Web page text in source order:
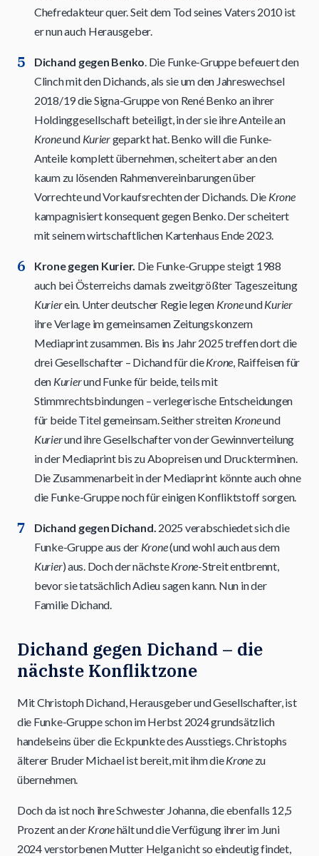
Chefredakteur quer. Seit dem Tod seines Vaters 2010 ist
er nun auch Herausgeber.
Dichand gegen Benko. Die Funke-Gruppe befeuert den
Clinch mit den Dichands, als sie um den Jahreswechsel
2018/19 die Signa-Gruppe von René Benko an ihrer
Holdinggesellschaft beteiligt, in der sie ihre Anteile an
Kroneund Kuriergeparkt hat. Benko will die Funke-
Anteile komplett übernehmen, scheitert aber an den
kaum zu lösenden Rahmenvereinbarungen über
Vorrechte und Vorkaufsrechten der Dichands. Die Krone
kampagnisiert konsequent gegen Benko. Der scheitert
mit seinem wirtschaftlichen Kartenhaus Ende 2023.
Krone gegen Kurier. Die Funke-Gruppe steigt 1988
auch bei Österreichs damals zweitgrößter Tageszeitung
Kurierein. Unter deutscher Regie legen KroneundKurier
ihre Verlage im gemeinsamen Zeitungskonzern
Mediaprint zusammen. Bis ins Jahr 2025 treffen dort die
drei Gesellschafter – Dichand für dieKrone, Raiffeisen für
den Kurierund Funke für beide, teils mit
Stimmrechtsbindungen – verlegerische Entscheidungen
für beide Titel gemeinsam. Seither streiten Kroneund
Kurierund ihre Gesellschafter von der Gewinnverteilung
in der Mediaprint bis zu Abopreisen und Druckterminen.
Die Zusammenarbeit in der Mediaprint könnte auch ohne
die Funke-Gruppe noch für einigen Konfliktstoff sorgen.
Dichand gegen Dichand. 2025 verabschiedet sich die
Funke-Gruppe aus der Krone(und wohl auch aus dem
Kurier) aus. Doch der nächsteKrone-Streit entbrennt,
bevor sie tatsächlich Adieu sagen kann. Nun in der
Familie Dichand.
Dichand gegen Dichand – die
nächste Konfliktzone
Mit Christoph Dichand, Herausgeber und Gesellschafter, ist
die Funke-Gruppe schon im Herbst 2024 grundsätzlich
handelseins über die Eckpunkte des Ausstiegs. Christophs
älterer Bruder Michael ist bereit, mit ihm dieKronezu
übernehmen.
Doch da ist noch ihre Schwester Johanna, die ebenfalls 12,5
Prozent an derKronehält und die Verfügung ihrer im Juni
2024 verstorbenen Mutter Helga nicht so eindeutig findet,